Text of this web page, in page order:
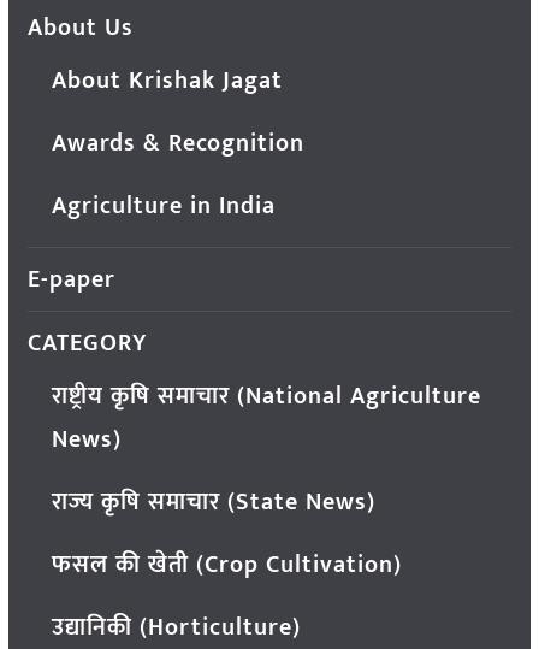
About Us
About Krishak Jagat
Awards & Recognition
Agriculture in India
E-paper
CATEGORY
राष्ट्रीय कृषि समाचार (National Agriculture
News)
राज्य कृषि समाचार (State News)
फसल की खेती (Crop Cultivation)
उद्यानिकी (Horticulture)